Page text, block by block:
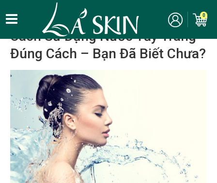
0
Kinh nghiệm, bí quyết làm đẹp Tẩy trang
Cách Sử Dụng Nước Tẩy Trang
Đúng Cách – Bạn Đã Biết Chưa?